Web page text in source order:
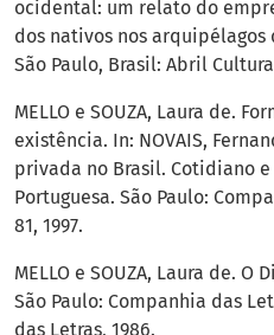
ocidental: um relato do
dos nativos nos arquipélagos
São Paulo, Brasil: Abril
MELLO e SOUZA, Laura de.
existência. In: NOVAIS,
privada no Brasil. Cotidiano
Portuguesa. São Paulo:
81, 1997.
MELLO e SOUZA, Laura de. O
São Paulo: Companhia das
das Letras, 1986.